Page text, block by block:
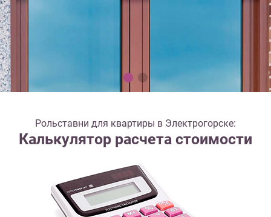
Рольставни для квартиры в Электрогорске:
Калькулятор расчета стоимости